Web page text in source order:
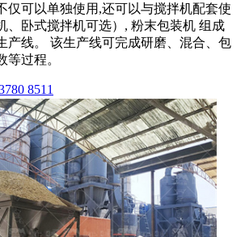
仅可以单独使用,还可以与搅拌机配套使
、卧式搅拌机可选）, 粉末包装机 组成
产线。 该生产线可完成研磨、混合、包
等过程。
8511